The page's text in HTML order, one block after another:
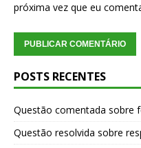
próxima vez que eu
POSTS RECENTES
Questão comentada sobre
Questão resolvida sobre